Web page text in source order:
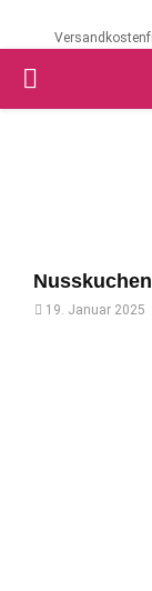
PRIMARY
19. Januar 2025